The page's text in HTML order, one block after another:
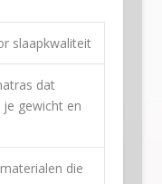
slaapkwaliteit
dat
gewicht en
die